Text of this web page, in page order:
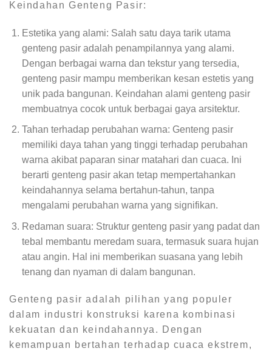
Keindahan Genteng Pasir:
Estetika yang alami: Salah satu daya tarik utama
genteng pasir adalah penampilannya yang alami.
Dengan berbagai warna dan tekstur yang tersedia,
genteng pasir mampu memberikan kesan estetis yang
unik pada bangunan. Keindahan alami genteng pasir
membuatnya cocok untuk berbagai gaya arsitektur.
Tahan terhadap perubahan warna: Genteng pasir
memiliki daya tahan yang tinggi terhadap perubahan
warna akibat paparan sinar matahari dan cuaca. Ini
berarti genteng pasir akan tetap mempertahankan
keindahannya selama bertahun-tahun, tanpa
mengalami perubahan warna yang signifikan.
Redaman suara: Struktur genteng pasir yang padat dan
tebal membantu meredam suara, termasuk suara hujan
atau angin. Hal ini memberikan suasana yang lebih
tenang dan nyaman di dalam bangunan.
Genteng pasir adalah pilihan yang populer
dalam industri konstruksi karena kombinasi
kekuatan dan keindahannya. Dengan
kemampuan bertahan terhadap cuaca ekstrem,